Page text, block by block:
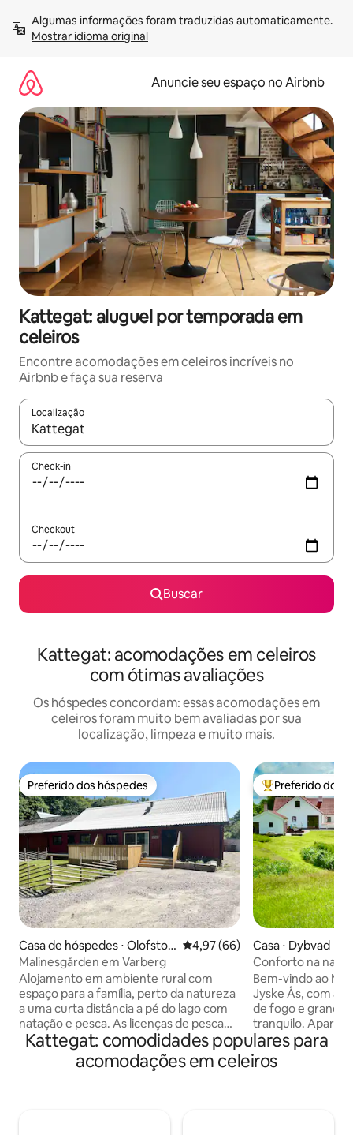
para
Mostrar idioma original
Anuncie seu espaço no Airbnb
Kattegat: aluguel por temporada em
celeiros
Encontre acomodações em celeiros incríveis no
Airbnb e faça sua reserva
Localização
Quando os resultados estiverem disponíveis, explore-os
Check-in
Checkout
Buscar
Kattegat: acomodações em celeiros
com ótimas avaliações
Os hóspedes concordam: essas acomodações em
celeiros foram muito bem avaliadas por sua
localização, limpeza e muito mais.
Preferido dos hóspedes
Preferido dos hóspedes
Casa de hóspedes ⋅ Olofstor
p
4,97 de uma avaliação média
4,97 (66)
Malinesgården em Varberg
Alojamento em ambiente rural com
espaço para a família, perto da natureza
a uma curta distância a pé do lago com
natação e pesca. As licenças de pesca
estão disponíveis para os nossos clientes
emprestarem. A acomodação está
localizada em uma parte recém-
Entre os
Preferido dos
Casa ⋅ Dybvad
Conforto na
ao ar livre
Bem-vindo ao
Jyske Ås, com
de fogo e grande
tranquilo.
recém-
em uma
localização
Kattegat: comodidades populares para
acomodações em celeiros